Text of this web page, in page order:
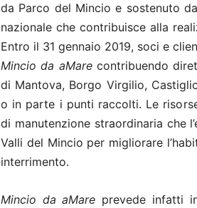
da Parco del Mincio e sostenuto
nazionale che contribuisce alla
Entro il 31 gennaio 2019, soci e
Mincio da aMarecontribuendo
di Mantova, Borgo Virgilio,
o in parte i punti raccolti. Le
di manutenzione straordinaria che
Valli del Mincio per migliorare
interrimento.
Mincio da aMare prevede infatti